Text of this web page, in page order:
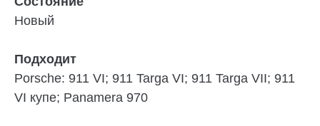
Новый
Подходит
Porsche: 911 VI; 911 Targa VI; 911 Targa VII; 911
VI купе; Panamera 970